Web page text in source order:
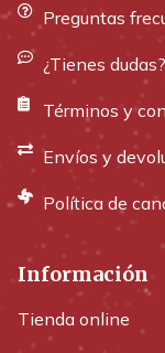
Preguntas
¿Tienes
Términos y
Envíos y
Política de
Información
Tienda online